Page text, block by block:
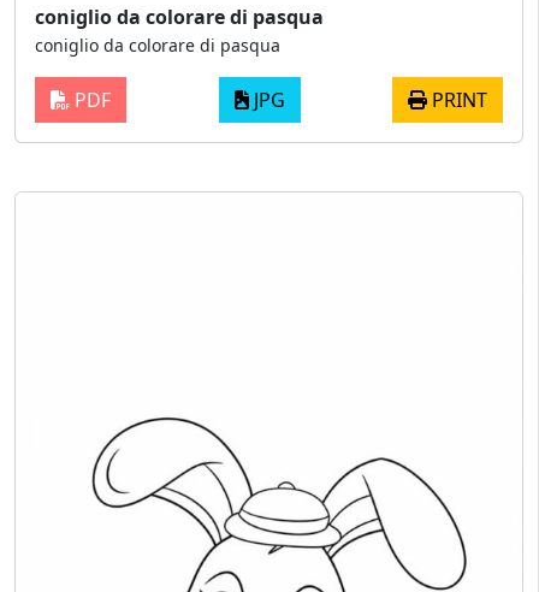
coniglio da colorare di pasqua
coniglio da colorare di pasqua
PDF JPG PRINT